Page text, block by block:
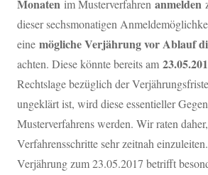
Monaten im Musterverfahren anmelden
dieser sechsmonatigen
eine mögliche Verjährung vor Ablauf
achten. Diese könnte bereits am
Rechtslage bezüglich der
ungeklärt ist, wird diese essentieller
Musterverfahrens werden. Wir raten
Verfahrensschritte sehr zeitnah
Verjährung zum 23.05.2017 betrifft